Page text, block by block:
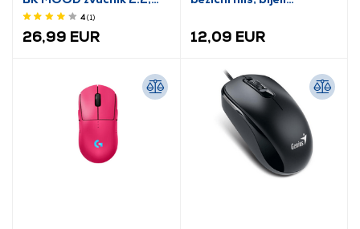
crni
4(1)
26,99 EUR 12,09 EUR